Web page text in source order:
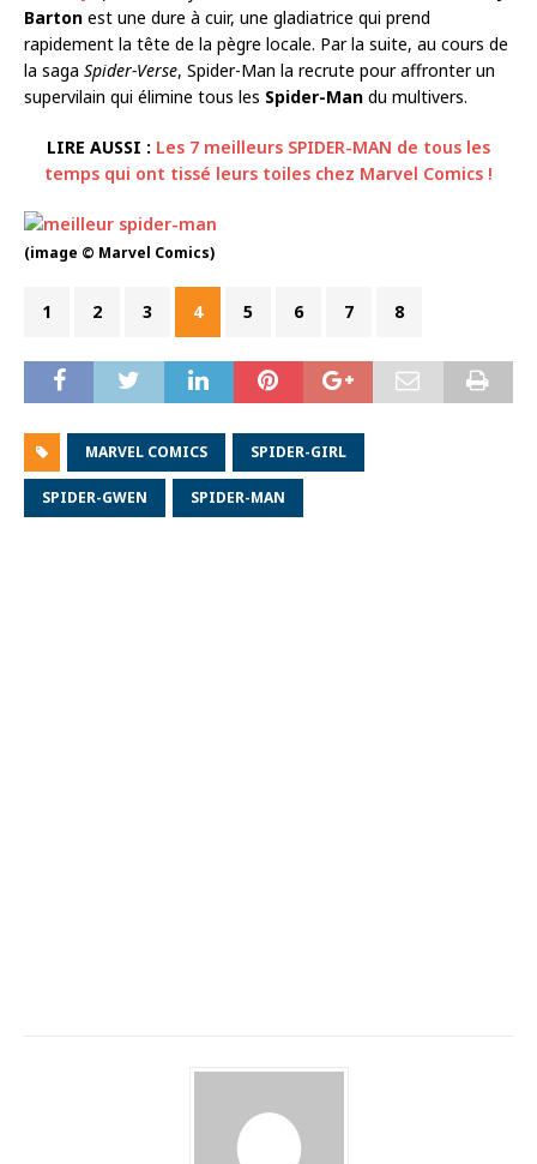
Barton est une dure à cuir, une gladiatrice qui prend
rapidement la tête de la pègre locale. Par la suite, au cours de
la saga Spider-Verse, Spider-Man la recrute pour affronter un
supervilain qui élimine tous les Spider-Man du multivers.
LIRE AUSSI : Les 7 meilleurs SPIDER-MAN de tous les
temps qui ont tissé leurs toiles chez Marvel Comics !
(image © Marvel Comics)
1 2 3 4 5 6 7 8
MARVEL COMICS SPIDER-GIRL
SPIDER-GWEN SPIDER-MAN